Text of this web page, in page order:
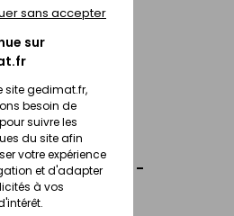
sur
site gedimat.fr,
besoin de
suivre les
du site afin
votre expérience
et d'adapter
à vos
sans accepter
préPATINA clair -